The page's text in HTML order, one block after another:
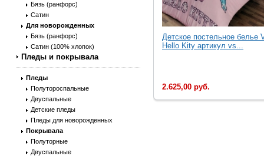
Бязь (ранфорс)
Сатин
Для новорожденных
Бязь (ранфорс)
Сатин (100% хлопок)
Пледы и покрывала
Пледы
Полутороспальные
Двуспальные
Детские пледы
Пледы для новорожденных
Покрывала
Полуторные
Двуспальные
Детское постельное белье
Hello Kity артикул vs...
2.625,00 руб.